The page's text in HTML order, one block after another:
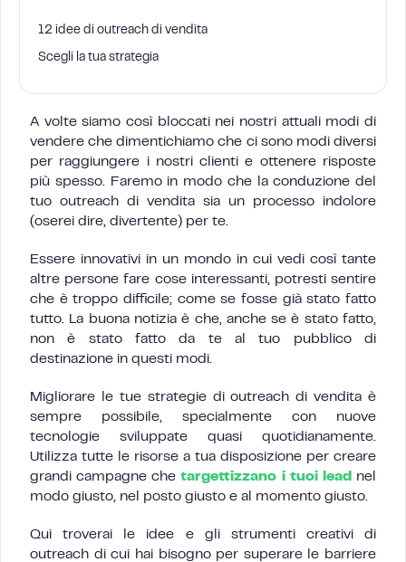
12 idee di outreach di vendita
Scegli la tua strategia
A volte siamo così bloccati nei nostri attuali modi di
vendere che dimentichiamo che ci sono modi diversi
per raggiungere i nostri clienti e ottenere risposte
più spesso. Faremo in modo che la conduzione del
tuo outreach di vendita sia un processo indolore
(oserei dire, divertente) per te.
Essere innovativi in un mondo in cui vedi così tante
altre persone fare cose interessanti, potresti sentire
che è troppo difficile; come se fosse già stato fatto
tutto. La buona notizia è che, anche se è stato fatto,
non è stato fatto da te al tuo pubblico di
destinazione in questi modi.
Migliorare le tue strategie di outreach di vendita è
sempre possibile, specialmente con nuove
tecnologie sviluppate quasi quotidianamente.
Utilizza tutte le risorse a tua disposizione per creare
grandi campagne chetargettizzano i tuoi lead
nel
modo giusto, nel posto giusto e al momento giusto.
Qui troverai le idee e gli strumenti creativi di
outreach di cui hai bisogno per superare le barriere